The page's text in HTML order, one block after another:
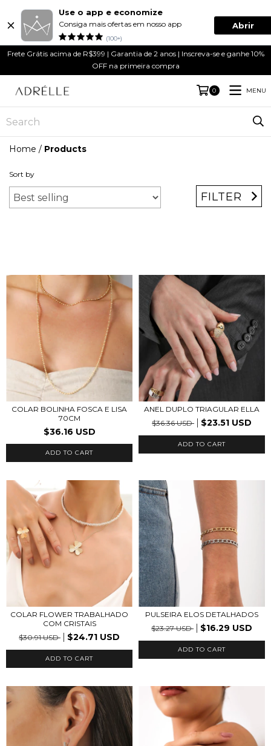
Use o app e economize
Consiga mais ofertas em nosso app
(100+)
Abrir
Frete Grátis acima de R$399 | Garantia de 2 anos | Inscreva-se e ganhe 10%
OFF na primeira compra
0 MENU
Home / Products
Sort by
FILTER
COLAR BOLINHA FOSCA E LISA
70CM
$36.16 USD
ADD TO CART
ANEL DUPLO TRIAGULAR ELLA
$36.36 USD
$23.51 USD
ADD TO CART
COLAR FLOWER TRABALHADO
COM CRISTAIS
$30.91 USD
$24.71 USD
ADD TO CART
PULSEIRA ELOS DETALHADOS
$23.27 USD
$16.29 USD
ADD TO CART